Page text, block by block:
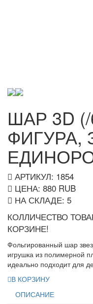
ШАР 3D
ФИГУРА,
АРТИКУЛ: 1854
ЦЕНА: 880 RUB
НА СКЛАДЕ: 5
КОЛЛИЧЕСТВО
КОРЗИНЕ!
Фольгированный шар
игрушка из полимерной
идеально подходит для
В КОРЗИНУ
ОПИСАНИЕ